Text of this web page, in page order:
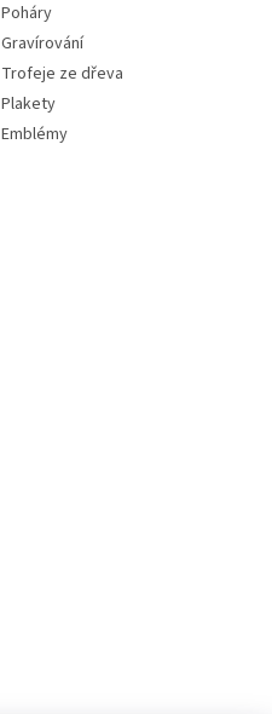
Poháry
Gravírování
Trofeje ze dřeva
Plakety
Emblémy